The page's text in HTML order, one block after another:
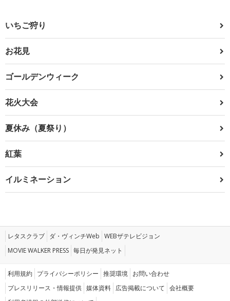
いちご狩り
お花見
ゴールデンウィーク
花火大会
夏休み（夏祭り）
紅葉
イルミネーション
レタスクラブ ダ・ヴィンチWeb WEBザテレビジョン
MOVIE WALKER PRESS 毎日が発見ネット
利用規約 プライバシーポリシー 推奨環境 お問い合わせ
プレスリリース・情報提供 媒体資料 広告掲載について 会社概要